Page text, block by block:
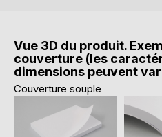
Vue 3D du produit.
couverture (les
dimensions peuvent
Couverture souple